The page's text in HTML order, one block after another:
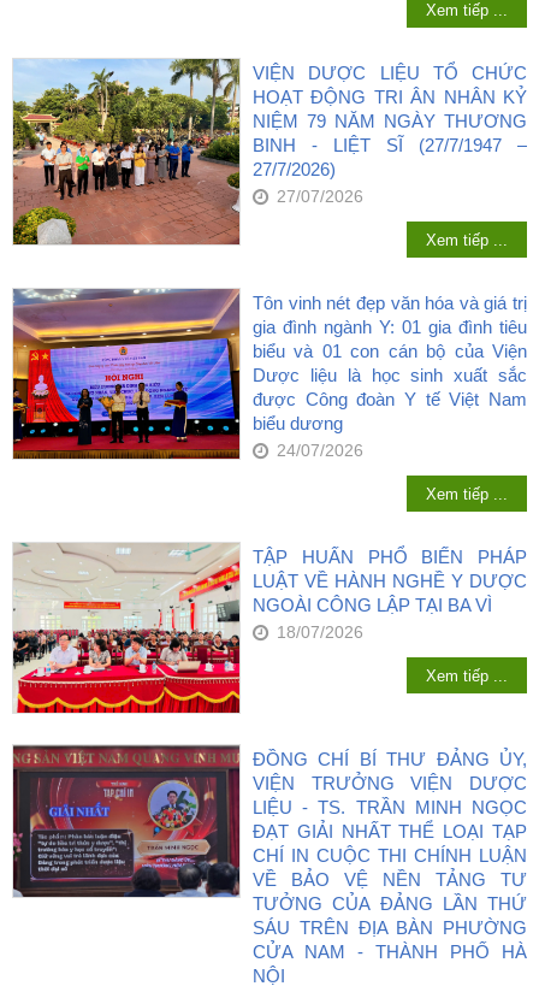
Xem tiếp ...
VIỆN DƯỢC LIỆU TỔ CHỨC
HOẠT ĐỘNG TRI ÂN NHÂN KỶ
NIỆM 79 NĂM NGÀY THƯƠNG
BINH - LIỆT SĨ (27/7/1947 –
27/7/2026)
27/07/2026
Xem tiếp ...
Tôn vinh nét đẹp văn hóa và giá trị
gia đình ngành Y: 01 gia đình tiêu
biểu và 01 con cán bộ của Viện
Dược liệu là học sinh xuất sắc
được Công đoàn Y tế Việt Nam
biểu dương
24/07/2026
Xem tiếp ...
TẬP HUẤN PHỔ BIẾN PHÁP
LUẬT VỀ HÀNH NGHỀ Y DƯỢC
NGOÀI CÔNG LẬP TẠI BA VÌ
18/07/2026
Xem tiếp ...
ĐỒNG CHÍ BÍ THƯ ĐẢNG ỦY,
VIỆN TRƯỞNG VIỆN DƯỢC
LIỆU - TS. TRẦN MINH NGỌC
ĐẠT GIẢI NHẤT THỂ LOẠI TẠP
CHÍ IN CUỘC THI CHÍNH LUẬN
VỀ BẢO VỆ NỀN TẢNG TƯ
TƯỞNG CỦA ĐẢNG LẦN THỨ
SÁU TRÊN ĐỊA BÀN PHƯỜNG
CỬA NAM - THÀNH PHỐ HÀ
NỘI